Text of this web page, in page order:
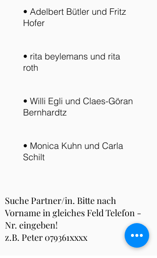
• Adelbert Bütler und Fritz
Hofer
• rita beylemans und rita
roth
• Willi Egli und Claes-Göran
Bernhardtz
• Monica Kuhn und Carla
Schilt
Suche Partner/in. Bitte nach
Vorname in gleiches Feld Telefon -
Nr. eingeben!
z.B. Peter 079361xxxx